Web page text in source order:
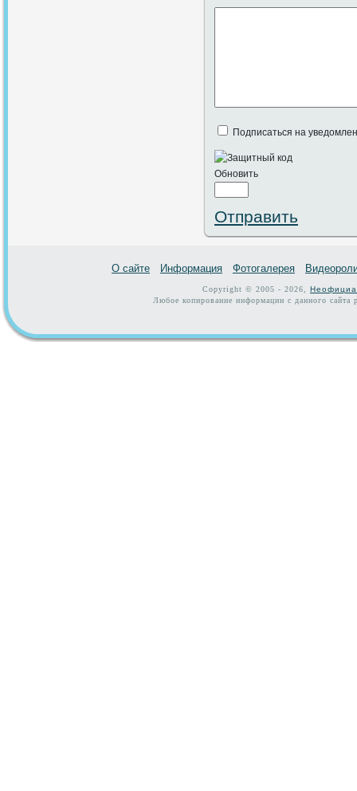
Подписаться на
Обновить
Отправить
О сайте Информация Фотогалерея
Copyright © 2005 - 2026,
Любое копирование информации с данного сайта